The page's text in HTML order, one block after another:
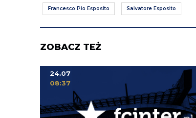
Francesco Pio Esposito Salvatore Esposito
ZOBACZ TEŻ
24.07
08:37